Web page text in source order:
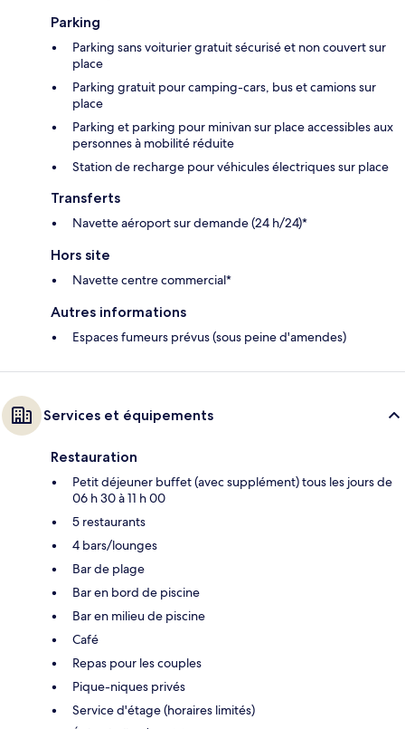
Parking
Parking sans voiturier gratuit sécurisé et non couvert sur
place
Parking gratuit pour camping-cars, bus et camions sur
place
Parking et parking pour minivan sur place accessibles aux
personnes à mobilité réduite
Station de recharge pour véhicules électriques sur place
Transferts
Navette aéroport sur demande (24 h/24)*
Hors site
Navette centre commercial*
Autres informations
Espaces fumeurs prévus (sous peine d'amendes)
Services et équipements
Restauration
Petit déjeuner buffet (avec supplément) tous les jours de
06 h 30 à 11 h 00
5 restaurants
4 bars/lounges
Bar de plage
Bar en bord de piscine
Bar en milieu de piscine
Café
Repas pour les couples
Pique-niques privés
Service d'étage (horaires limités)